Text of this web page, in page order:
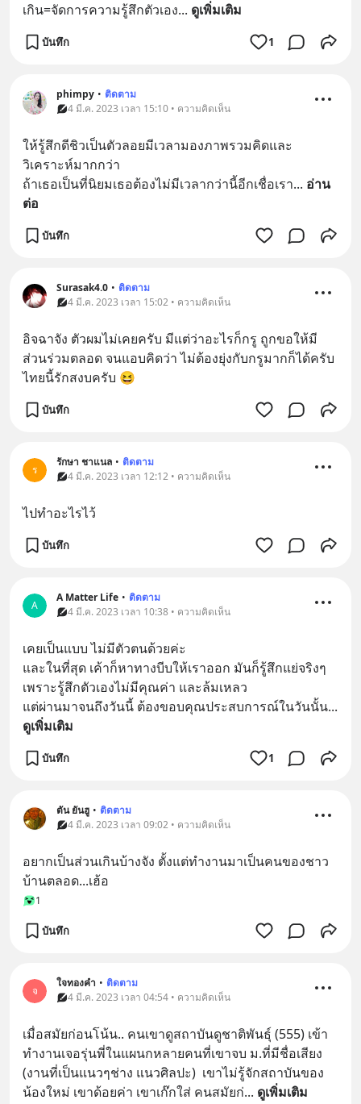
เกิน=จัดการความรู้สึกตัวเอง... ดูเพิ่มเติม
บันทึก 1
phimpy • ติดตาม
4 มี.ค. 2023 เวลา 15:10 • ความคิดเห็น
ให้รู้สึกดีชิวเป็นตัวลอยมีเวลามองภาพรวมคิดและ
วิเคราะห์มากกว่า
ถ้าเธอเป็นที่นิยมเธอต้องไม่มีเวลากว่านี้อีกเชื่อเรา... อ่าน
ต่อ
บันทึก
Surasak4.0 • ติดตาม
4 มี.ค. 2023 เวลา 15:02 • ความคิดเห็น
อิจฉาจัง ตัวผมไม่เคยครับ มีแต่ว่าอะไรก็กรู ถูกขอให้มี
ส่วนร่วมตลอด จนแอบคิดว่า ไม่ต้องยุ่งกับกรูมากก็ได้ครับ
ไทยนี้รักสงบครับ 😆
บันทึก
ร
รักษา ชาแนล • ติดตาม
4 มี.ค. 2023 เวลา 12:12 • ความคิดเห็น
ไปทำอะไรไว้
บันทึก
A
A Matter Life • ติดตาม
4 มี.ค. 2023 เวลา 10:38 • ความคิดเห็น
เคยเป็นแบบ ไม่มีตัวตนด้วยค่ะ
และในที่สุด เค้าก็หาทางบีบให้เราออก มันก็รู้สึกแย่จริงๆ
เพราะรู้สึกตัวเองไม่มีคุณค่า และล้มเหลว
แต่ผ่านมาจนถึงวันนี้ ต้องขอบคุณประสบการณ์ในวันนั้น
ดูเพิ่มเติม
บันทึก 1
ตัน ยันฮู • ติดตาม
4 มี.ค. 2023 เวลา 09:02 • ความคิดเห็น
อยากเป็นส่วนเกินบ้างจัง ตั้งแต่ทำงานมาเป็นคนของชาว
บ้านตลอด...เฮ้อ
1
บันทึก
จ
ใจทองคำ • ติดตาม
4 มี.ค. 2023 เวลา 04:54 • ความคิดเห็น
เมื่อสมัยก่อนโน้น.. คนเขาดูสถาบันดูชาติพันธุ์ (555) เข้า
ทำงานเจอรุ่นพี่ในแผนกหลายคนที่เขาจบ ม.ที่มีชื่อเสียง
(งานที่เป็นแนวๆช่าง แนวศิลปะ)  เขาไม่รู้จักสถาบันของ
น้องใหม่ เขาด้อยค่า เขาเก๊กใส่ คนสมัยก่... ดูเพิ่มเติม